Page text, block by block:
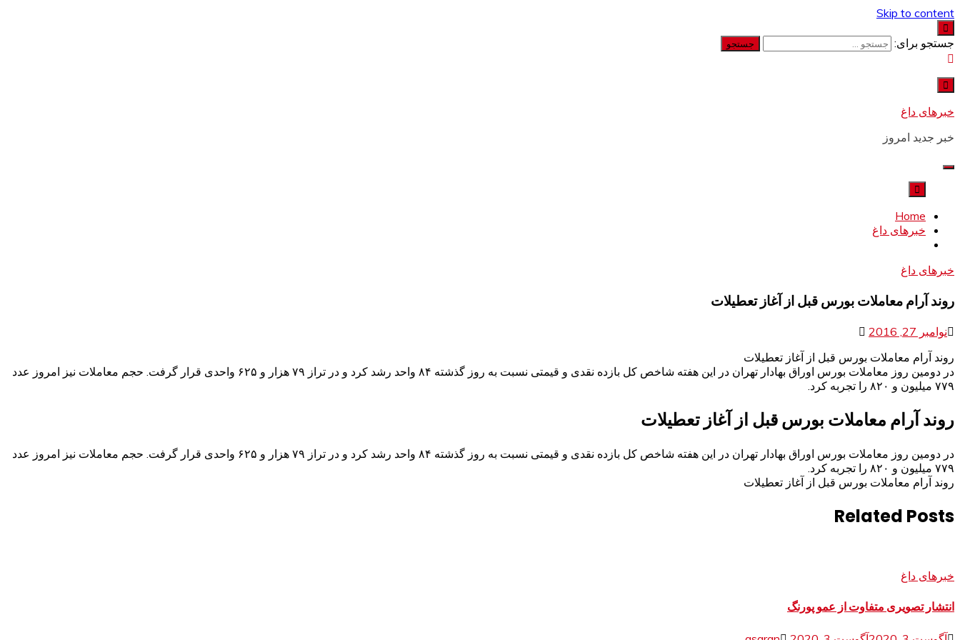
Skip to content
جستجو برای:
خبرهای داغ
خبر جدید امروز
Home
خبرهای داغ
خبرهای داغ
روند آرام معاملات بورس قبل از آغاز تعطیلات
نوامبر 27, 2016
روند آرام معاملات بورس قبل از آغاز تعطیلات
در دومین روز معاملات بورس اوراق بهادار تهران در این هفته شاخص کل بازده نقدی و قیمتی نسبت به روز گذشته ۸۴ واحد رشد کرد و در تراز ۷۹ هزار و ۶۲۵ واحدی قرار گرفت. حجم معاملات نیز امروز عدد
۷۷۹ میلیون و ۸۲۰ را تجربه کرد.
روند آرام معاملات بورس قبل از آغاز تعطیلات
در دومین روز معاملات بورس اوراق بهادار تهران در این هفته شاخص کل بازده نقدی و قیمتی نسبت به روز گذشته ۸۴ واحد رشد کرد و در تراز ۷۹ هزار و ۶۲۵ واحدی قرار گرفت. حجم معاملات نیز امروز عدد
۷۷۹ میلیون و ۸۲۰ را تجربه کرد.
روند آرام معاملات بورس قبل از آغاز تعطیلات
Related Posts
خبرهای داغ
انتشار تصویری متفاوت از عمو پورنگ